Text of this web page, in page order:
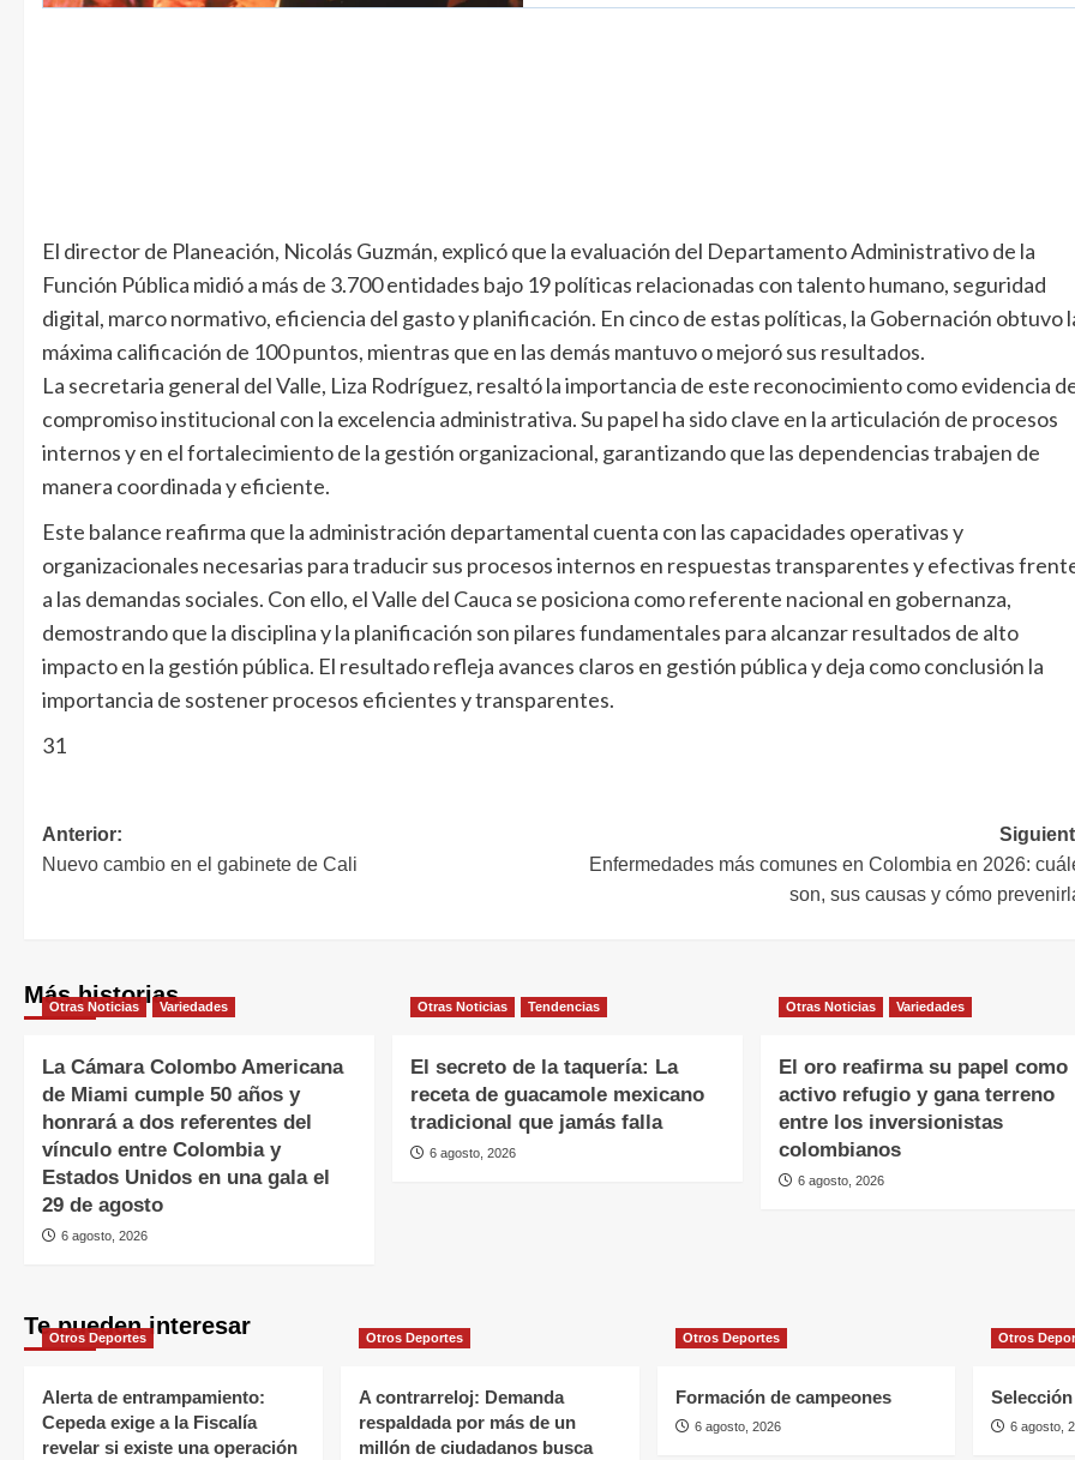
El director de Planeación, Nicolás Guzmán, explicó que la evaluación del Departamento Administrativo de la
Función Pública midió a más de 3.700 entidades bajo 19 políticas relacionadas con talento humano, seguridad
digital, marco normativo, eficiencia del gasto y planificación. En cinco de estas políticas, la Gobernación obtuvo
máxima calificación de 100 puntos, mientras que en las demás mantuvo o mejoró sus resultados.
La secretaria general del Valle, Liza Rodríguez, resaltó la importancia de este reconocimiento como evidencia
compromiso institucional con la excelencia administrativa. Su papel ha sido clave en la articulación de procesos
internos y en el fortalecimiento de la gestión organizacional, garantizando que las dependencias trabajen de
manera coordinada y eficiente.
Este balance reafirma que la administración departamental cuenta con las capacidades operativas y
organizacionales necesarias para traducir sus procesos internos en respuestas transparentes y efectivas
a las demandas sociales. Con ello, el Valle del Cauca se posiciona como referente nacional en gobernanza,
demostrando que la disciplina y la planificación son pilares fundamentales para alcanzar resultados de alto
impacto en la gestión pública. El resultado refleja avances claros en gestión pública y deja como conclusión la
importancia de sostener procesos eficientes y transparentes.
31
Anterior:
Nuevo cambio en el gabinete de Cali
Enfermedades más comunes en Colombia en 2026:
son, sus causas y cómo
Más historias
Otras Noticias Variedades
La Cámara Colombo Americana
de Miami cumple 50 años y
honrará a dos referentes del
vínculo entre Colombia y
Estados Unidos en una gala el
29 de agosto
6 agosto, 2026
Otras Noticias Tendencias
El secreto de la taquería: La
receta de guacamole mexicano
tradicional que jamás falla
6 agosto, 2026
Otras Noticias Variedades
El oro reafirma su papel como
activo refugio y gana terreno
entre los inversionistas
colombianos
6 agosto, 2026
Te pueden interesar
Otros Deportes
Alerta de entrampamiento:
Cepeda exige a la Fiscalía
revelar si existe una operación
Otros Deportes
A contrarreloj: Demanda
respaldada por más de un
millón de ciudadanos busca
Otros Deportes
Formación de campeones
6 agosto, 2026
Otros
6 agosto,